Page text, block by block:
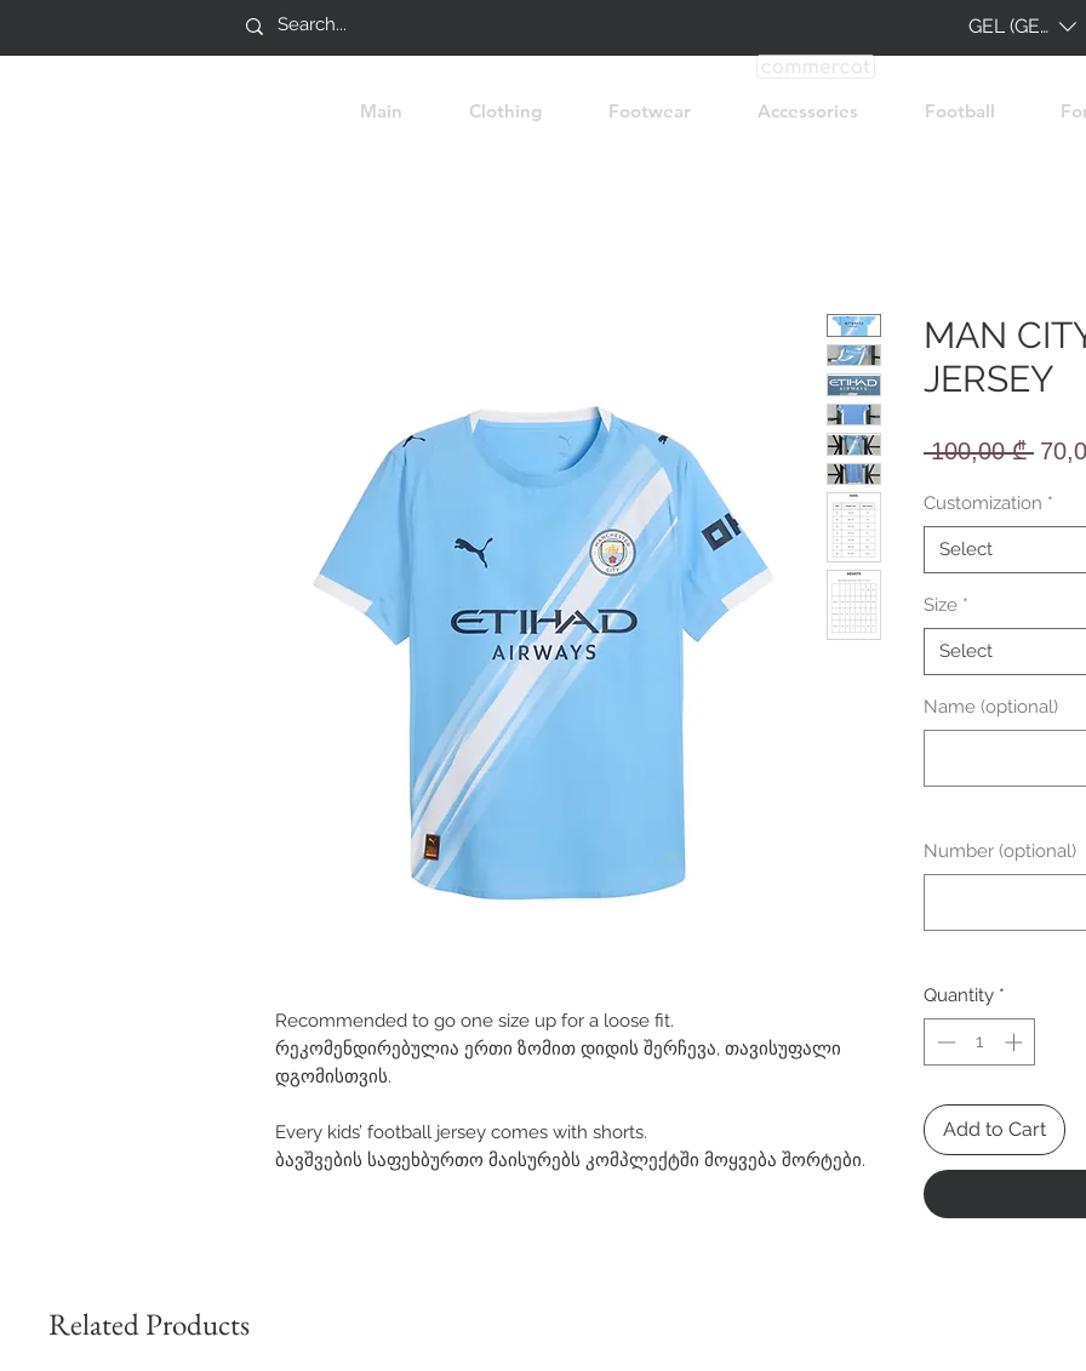
GEL (GEL)
Main Clothing Footwear Accessories Football
Recommended to go one size up for a loose fit.
რეკომენდირებულია ერთი ზომით დიდის შერჩევა, თავისუფალი
დგომისთვის.
Every kids’ football jersey comes with shorts.
ბავშვების საფეხბურთო მაისურებს კომპლექტში მოყვება შორტები.
MAN
JERSEY
100,00 ₾
Customization *
Select
Size *
Select
Name (optional)
Number (optional)
Quantity *
Add to Cart
Related Products